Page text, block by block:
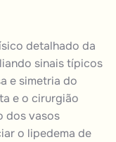
detalhado da
sinais típicos
e simetria do
e o cirurgião
dos vasos
o lipedema de